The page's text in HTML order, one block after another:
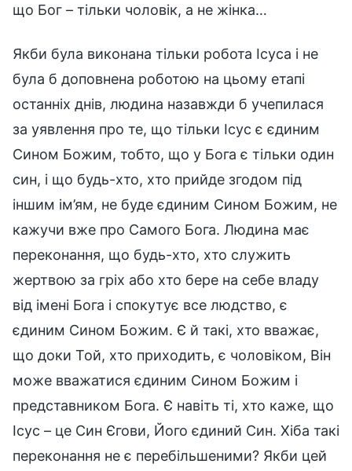
що Бог – тільки чоловік, а не жінка…
Якби була виконана тільки робота Ісуса і не
була б доповнена роботою на цьому етапі
останніх днів, людина назавжди б учепилася
за уявлення про те, що тільки Ісус є єдиним
Сином Божим, тобто, що у Бога є тільки один
син, і що будь-хто, хто прийде згодом під
іншим ім’ям, не буде єдиним Сином Божим, не
кажучи вже про Самого Бога. Людина має
переконання, що будь-хто, хто служить
жертвою за гріх або хто бере на себе владу
від імені Бога і спокутує все людство, є
єдиним Сином Божим. Є й такі, хто вважає,
що доки Той, хто приходить, є чоловіком, Він
може вважатися єдиним Сином Божим і
представником Бога. Є навіть ті, хто каже, що
Ісус – це Син Єгови, Його єдиний Син. Хіба такі
переконання не є перебільшеними? Якби цей